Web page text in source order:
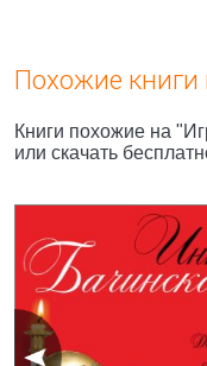
Похожие
Книги похожие на
или скачать